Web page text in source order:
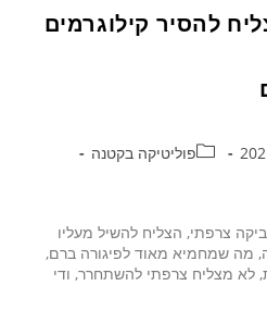
להסיר קילוגרמים
פוליטיקה בקטנה
צרפתי, הצליח להשיל מעליו
מה שמחמיא מאוד לפיגורה ברם,
לא מצליח צרפתי להשתחרר, ודי